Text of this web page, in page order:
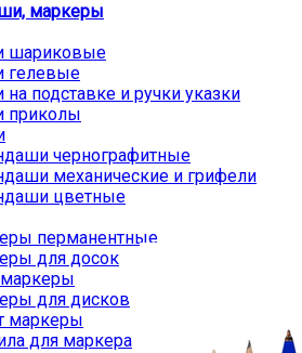
маркеры
шариковые
гелевые
на подставке и ручки указки
приколы
чернографитные
механические и грифели
цветные
перманентные
для досок
для дисков
маркеры
для маркера